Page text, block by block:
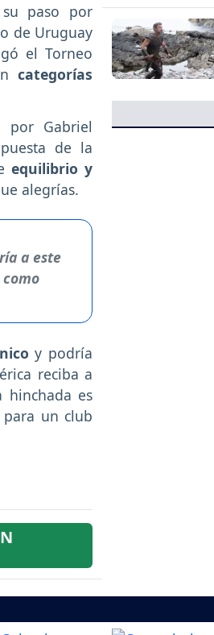
paso por
de Uruguay
el Torneo
categorías
por Gabriel
de la
equilibrio y
alegrías.
a este
y podría
reciba a
hinchada es
un club